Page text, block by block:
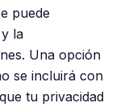
puede
la
Una opción
se incluirá con
tu privacidad